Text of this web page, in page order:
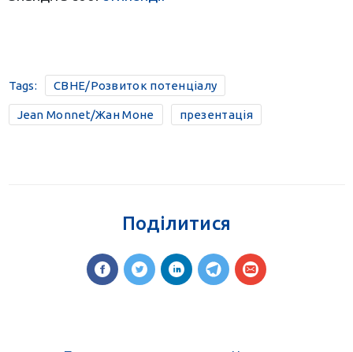
Tags: CBHE/Розвиток потенціалу
Jean Monnet/Жан Моне презентація
Поділитися